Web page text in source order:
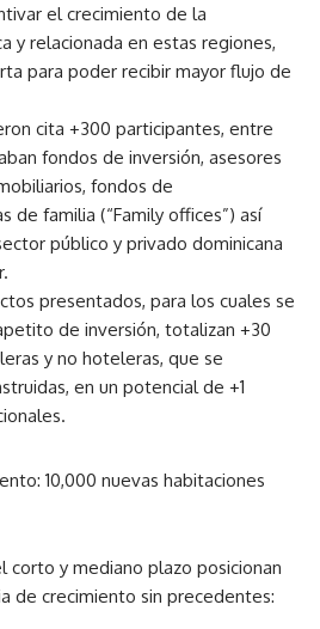
el crecimiento de la
y relacionada en estas regiones,
para poder recibir mayor flujo de
cita +300 participantes, entre
fondos de inversión, asesores
fondos de
de familia (“Family offices”) así
público y privado dominicana
presentados, para los cuales se
de inversión, totalizan +30
y no hoteleras, que se
en un potencial de +1
10,000 nuevas habitaciones
corto y mediano plazo posicionan
de crecimiento sin precedentes: